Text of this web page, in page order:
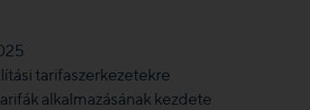
tarifaszerkezetekre
alkalmazásának kezdete